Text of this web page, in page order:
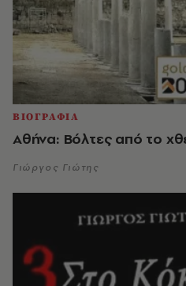
ΒΙΟΓΡΑΦΙΑ
Αθήνα: Βόλτες από το
Γιώργος Γιώτης